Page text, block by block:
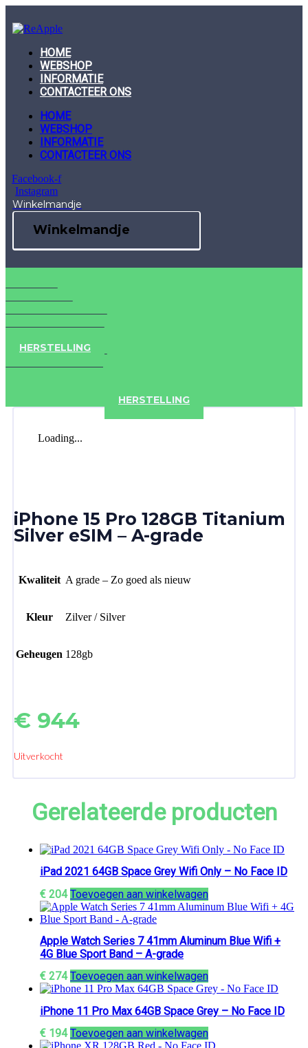
to
content
HOME
WEBSHOP
INFORMATIE
CONTACTEER ONS
HOME
WEBSHOP
INFORMATIE
CONTACTEER ONS
Facebook-f
Instagram
Winkelmandje
Winkelmandje
HERSTELLING
HERSTELLING
Loading...
iPhone 15 Pro 128GB Titanium
Silver eSIM – A-grade
Kwaliteit A grade – Zo goed als nieuw
Kleur Zilver / Silver
Geheugen 128gb
€ 944
Uitverkocht
Gerelateerde producten
iPad 2021 64GB Space Grey Wifi Only – No Face ID
€ 204 Toevoegen aan winkelwagen
Apple Watch Series 7 41mm Aluminum Blue Wifi +
4G Blue Sport Band – A-grade
€ 274 Toevoegen aan winkelwagen
iPhone 11 Pro Max 64GB Space Grey – No Face ID
€ 194 Toevoegen aan winkelwagen